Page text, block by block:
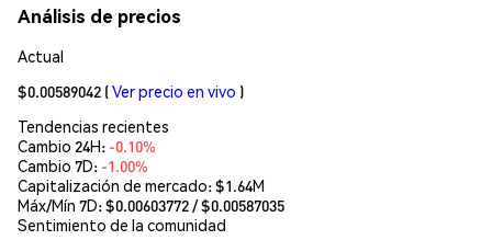
Análisis de precios
Actual
$0.00589042 (Ver precio en vivo )
Tendencias recientes
Cambio 24H: -0.10%
Cambio 7D: -1.00%
Capitalización de mercado:$1.64M
Máx/Mín 7D: $0.00603772/ $0.00587035
Sentimiento de la comunidad